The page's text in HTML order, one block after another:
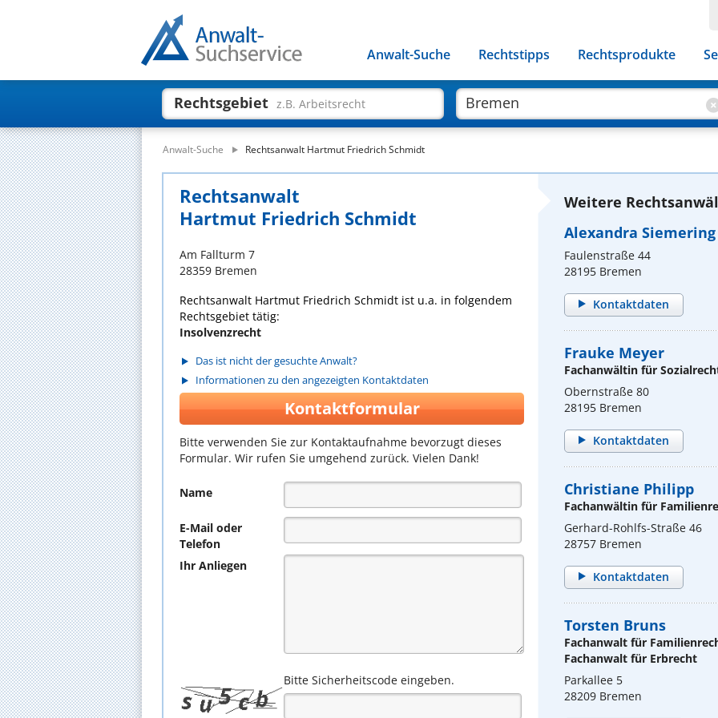
Anwalt-Suche Rechtstipps Rechtsprodukte
Rechtsgebiet z.B. Arbeitsrecht
Anwalt-Suche Rechtsanwalt Hartmut Friedrich Schmidt
Rechtsanwalt
Hartmut Friedrich Schmidt
Am Fallturm 7
28359 Bremen
Rechtsanwalt Hartmut Friedrich Schmidt ist u.a. in folgendem
Rechtsgebiet tätig:
Insolvenzrecht
Das ist nicht der gesuchte Anwalt?
Informationen zu den angezeigten Kontaktdaten
Kontaktformular
Bitte verwenden Sie zur Kontaktaufnahme bevorzugt dieses
Formular. Wir rufen Sie umgehend zurück. Vielen Dank!
Name
E-Mail oder
Telefon
Ihr Anliegen
Bitte Sicherheitscode eingeben.
Weitere
Alexandra Siemering
Faulenstraße 44
28195 Bremen
Kontaktdaten
Frauke Meyer
Fachanwältin für
Obernstraße 80
28195 Bremen
Kontaktdaten
Christiane Philipp
Fachanwältin für
Gerhard-Rohlfs-Straße 46
28757 Bremen
Kontaktdaten
Torsten Bruns
Fachanwalt für
Fachanwalt für Erbrecht
Parkallee 5
28209 Bremen